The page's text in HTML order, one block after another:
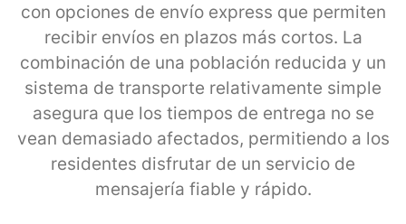
con opciones de envío express que permiten
recibir envíos en plazos más cortos. La
combinación de una población reducida y un
sistema de transporte relativamente simple
asegura que los tiempos de entrega no se
vean demasiado afectados, permitiendo a los
residentes disfrutar de un servicio de
mensajería fiable y rápido.